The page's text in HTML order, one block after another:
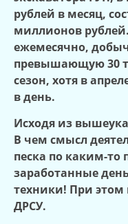
рублей в месяц,
миллионов
ежемесячно,
превышающую 30
сезон, хотя в
в день.
Исходя из
В чем смысл
песка по каким-
заработанные
техники! При этом
ДРСУ.